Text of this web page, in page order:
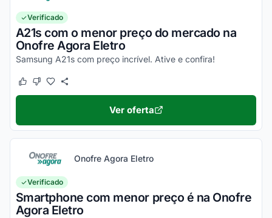
Verificado
A21s com o menor preço do mercado na
Onofre Agora Eletro
Samsung A21s com preço incrível. Ative e confira!
Este cupom funcionou
Este cupom não funcionou
Ver oferta
Onofre Agora Eletro
Verificado
Smartphone com menor preço é na Onofre
Agora Eletro